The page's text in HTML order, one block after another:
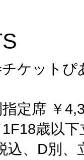
ケットぴ
定席 ￥
歳以
、D別、